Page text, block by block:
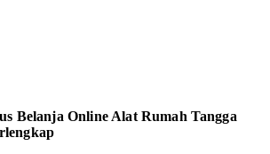
Belanja Online Alat Rumah Tangga